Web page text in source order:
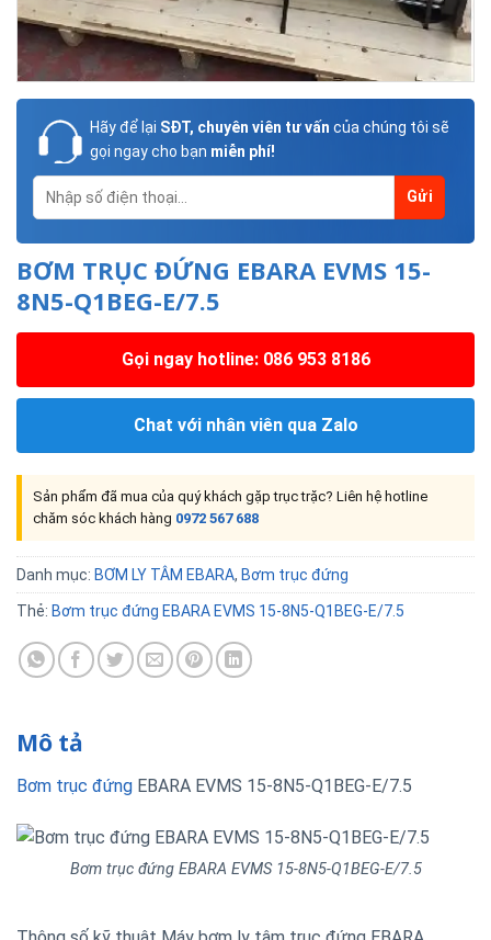
Hãy để lại SĐT, chuyên viên tư vấn của chúng tôi sẽ
gọi ngay cho bạn miễn phí!
BƠM TRỤC ĐỨNG EBARA EVMS 15-
8N5-Q1BEG-E/7.5
Gọi ngay hotline: 086 953 8186
Chat với nhân viên qua Zalo
Sản phẩm đã mua của quý khách gặp trục trặc? Liên hệ hotline
chăm sóc khách hàng 0972 567 688
Danh mục: BƠM LY TÂM EBARA, Bơm trục đứng
Thẻ: Bơm trục đứng EBARA EVMS 15-8N5-Q1BEG-E/7.5
Mô tả
Bơm trục đứng EBARA EVMS 15-8N5-Q1BEG-E/7.5
Bơm trục đứng EBARA EVMS 15-8N5-Q1BEG-E/7.5